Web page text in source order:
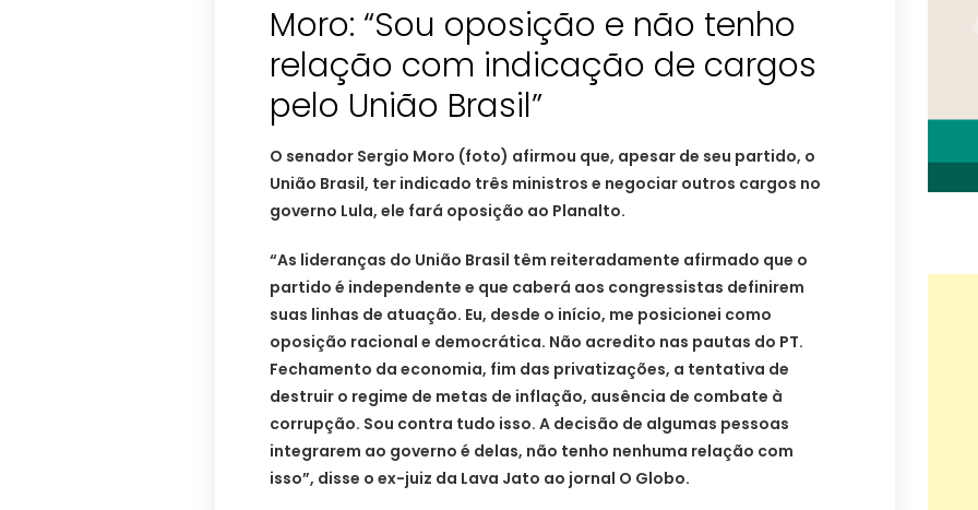
Moro: “Sou oposição e não tenho
relação com indicação de cargos
pelo União Brasil”
O senador Sergio Moro (foto) afirmou que, apesar de seu partido, o
União Brasil, ter indicado três ministros e negociar outros cargos no
governo Lula, ele fará oposição ao Planalto.
“As lideranças do União Brasil têm reiteradamente afirmado que o
partido é independente e que caberá aos congressistas definirem
suas linhas de atuação. Eu, desde o início, me posicionei como
oposição racional e democrática. Não acredito nas pautas do PT.
Fechamento da economia, fim das privatizações, a tentativa de
destruir o regime de metas de inflação, ausência de combate à
corrupção. Sou contra tudo isso. A decisão de algumas pessoas
integrarem ao governo é delas, não tenho nenhuma relação com
isso”, disse o ex-juiz da Lava Jato ao jornal O Globo.